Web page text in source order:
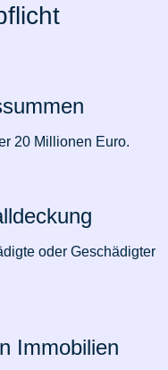
20 Millionen Euro.
oder Geschädigter
Immobilien